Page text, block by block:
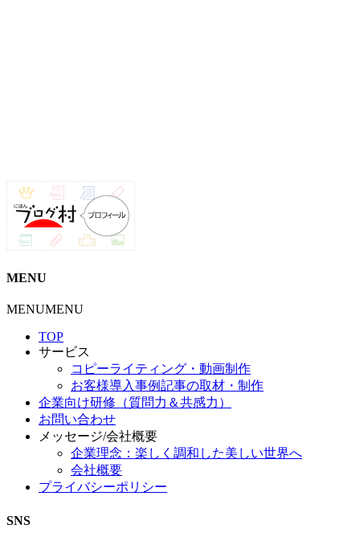
MENU
MENUMENU
TOP
サービス
コピーライティング・動画制作
お客様導入事例記事の取材・制作
企業向け研修（質問力＆共感力）
お問い合わせ
メッセージ/会社概要
企業理念：楽しく調和した美しい世界へ
会社概要
プライバシーポリシー
SNS